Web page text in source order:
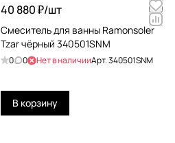
40 880 ₽/шт
Смеситель для ванны Ramonsoler
Tzar чёрный 340501SNM
0 0 Нет в наличииАрт.340501SNM
В корзину